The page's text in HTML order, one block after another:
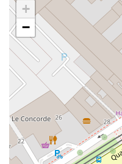
+
−